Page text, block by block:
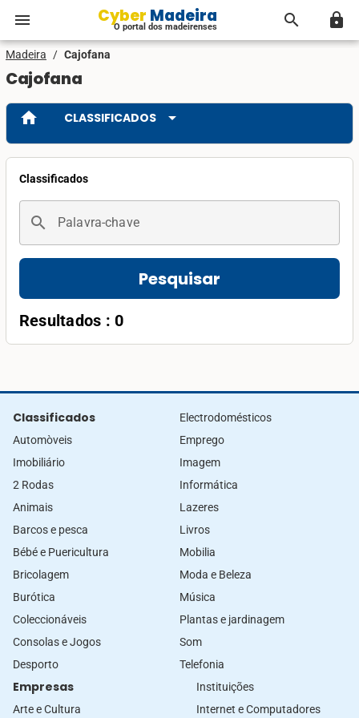
menu Cyber Madeira
O portal dos madeirenses search lock
Madeira / Cajofana
Cajofana
home CLASSIFICADOS arrow_drop_down
Classificados
search Palavra-chave
Pesquisar
Resultados : 0
Classificados
Automòveis
Imobiliário
2 Rodas
Animais
Barcos e pesca
Bébé e Puericultura
Bricolagem
Burótica
Coleccionáveis
Consolas e Jogos
Desporto
Electrodomésticos
Emprego
Imagem
Informática
Lazeres
Livros
Mobilia
Moda e Beleza
Música
Plantas e jardinagem
Som
Telefonia
Empresas
Arte e Cultura
Instituições
Internet e Computadores